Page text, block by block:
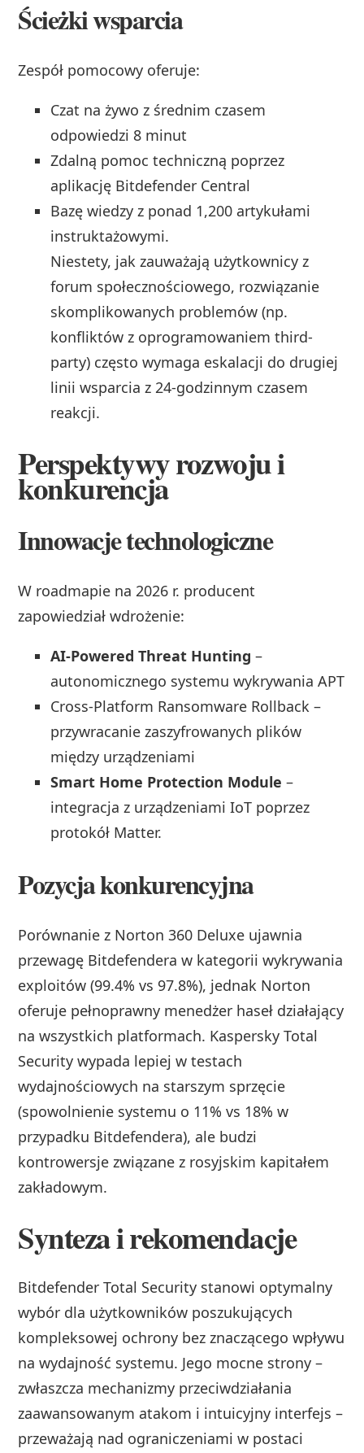
Ścieżki wsparcia
Zespół pomocowy oferuje:
Czat na żywo z średnim czasem
odpowiedzi 8 minut
Zdalną pomoc techniczną poprzez
aplikację Bitdefender Central
Bazę wiedzy z ponad 1,200 artykułami
instruktażowymi.
Niestety, jak zauważają użytkownicy z
forum społecznościowego, rozwiązanie
skomplikowanych problemów (np.
konfliktów z oprogramowaniem third-
party) często wymaga eskalacji do drugiej
linii wsparcia z 24-godzinnym czasem
reakcji.
Perspektywy rozwoju i
konkurencja
Innowacje technologiczne
W roadmapie na 2026 r. producent
zapowiedział wdrożenie:
AI-Powered Threat Hunting –
autonomicznego systemu wykrywania APT
Cross-Platform Ransomware Rollback –
przywracanie zaszyfrowanych plików
między urządzeniami
Smart Home Protection Module –
integracja z urządzeniami IoT poprzez
protokół Matter.
Pozycja konkurencyjna
Porównanie z Norton 360 Deluxe ujawnia
przewagę Bitdefendera w kategorii wykrywania
exploitów (99.4% vs 97.8%), jednak Norton
oferuje pełnoprawny menedżer haseł działający
na wszystkich platformach. Kaspersky Total
Security wypada lepiej w testach
wydajnościowych na starszym sprzęcie
(spowolnienie systemu o 11% vs 18% w
przypadku Bitdefendera), ale budzi
kontrowersje związane z rosyjskim kapitałem
zakładowym.
Synteza i rekomendacje
Bitdefender Total Security stanowi optymalny
wybór dla użytkowników poszukujących
kompleksowej ochrony bez znaczącego wpływu
na wydajność systemu. Jego mocne strony –
zwłaszcza mechanizmy przeciwdziałania
zaawansowanym atakom i intuicyjny interfejs –
przeważają nad ograniczeniami w postaci